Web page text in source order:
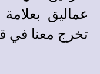
عماليق
تخرج معنا في